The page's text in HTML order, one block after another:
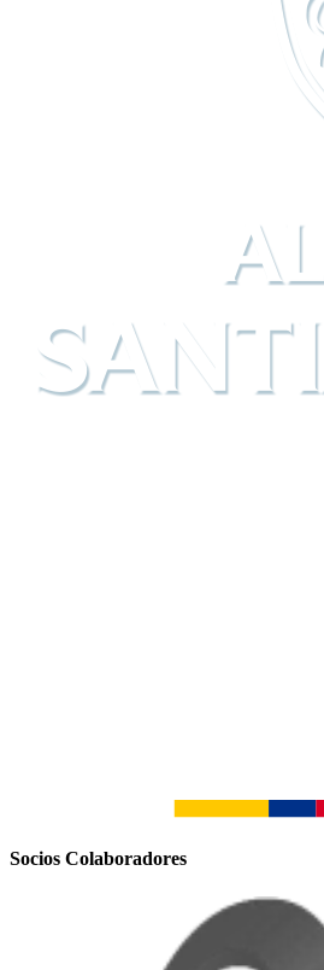
Socios Colaboradores